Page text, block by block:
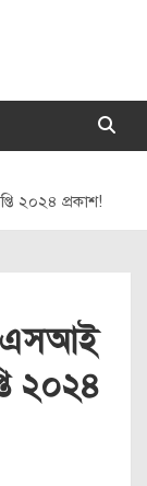
২০২৪ প্রকাশ!
এসআই
২০২৪